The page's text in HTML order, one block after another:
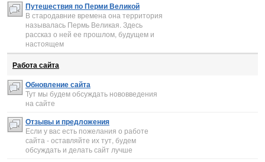
Путешествия по Перми Великой
В стародавние времена она территория
называлась Пермь Великая. Здесь
рассказ о ней ее прошлом, будущем и
настоящем
Работа сайта
Обновление сайта
Тут мы будем обсуждать нововведения
на сайте
Отзывы и предложения
Если у вас есть пожелания о работе
сайта - оставляйте их тут, будем
обсуждать и делать сайт лучше